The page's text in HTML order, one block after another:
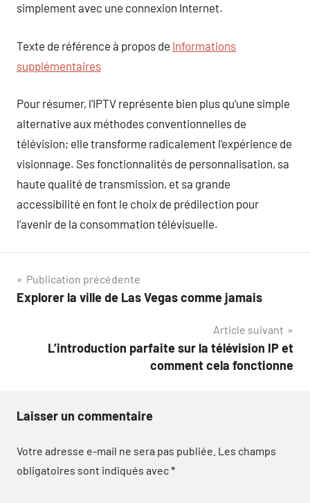
simplement avec une connexion Internet.
Texte de référence à propos de Informations
supplémentaires
Pour résumer, l’IPTV représente bien plus qu’une simple
alternative aux méthodes conventionnelles de
télévision; elle transforme radicalement l’expérience de
visionnage. Ses fonctionnalités de personnalisation, sa
haute qualité de transmission, et sa grande
accessibilité en font le choix de prédilection pour
l’avenir de la consommation télévisuelle.
Navigation
de
Publication précédente
Explorer la ville de Las Vegas comme jamais
Article suivant
L’introduction parfaite sur la télévision IP et
comment cela fonctionne
Laisser un commentaire
Votre adresse e-mail ne sera pas publiée. Les champs
obligatoires sont indiqués avec*